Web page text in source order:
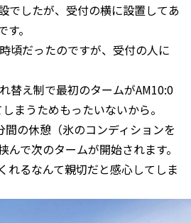
でしたが、受付の横に設置してあ
。
頃だったのですが、受付の人に
替え制で最初のタームがAM10:0
まうためもったいないから。
の休憩（氷のコンディションを
で次のタームが開始されます。
れるなんて親切だと感心してしま